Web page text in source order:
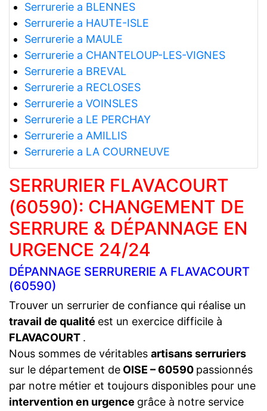
Serrurerie a BLENNES
Serrurerie a HAUTE-ISLE
Serrurerie a MAULE
Serrurerie a CHANTELOUP-LES-VIGNES
Serrurerie a BREVAL
Serrurerie a RECLOSES
Serrurerie a VOINSLES
Serrurerie a LE PERCHAY
Serrurerie a AMILLIS
Serrurerie a LA COURNEUVE
SERRURIER FLAVACOURT
(60590): CHANGEMENT DE
SERRURE & DÉPANNAGE EN
URGENCE 24/24
DÉPANNAGE SERRURERIE A FLAVACOURT
(60590)
Trouver un serrurier de confiance qui réalise un
travail de qualité est un exercice difficile à
FLAVACOURT .
Nous sommes de véritables artisans serruriers
sur le département de OISE – 60590 passionnés
par notre métier et toujours disponibles pour une
intervention en urgence grâce à notre service